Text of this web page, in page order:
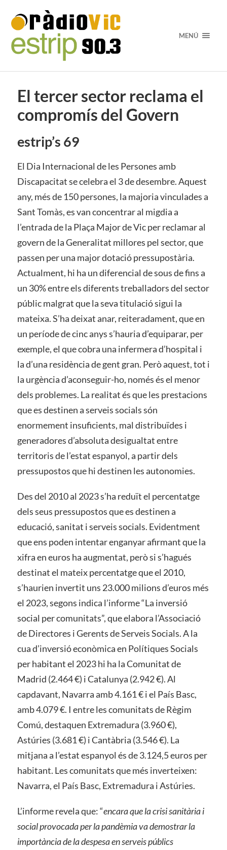
MENÚ
El tercer sector reclama el
compromís del Govern
estrip’s 69
El Dia Internacional de les Persones amb
Discapacitat se celebra el 3 de desembre. Aquest
any, més de 150 persones, la majoria vinculades a
Sant Tomàs, es van concentrar al migdia a
l’entrada de la Plaça Major de Vic per reclamar al
govern de la Generalitat millores pel sector, que
passen per una major dotació pressupostària.
Actualment, hi ha un diferencial de sous de fins a
un 30% entre els diferents treballadors del sector
públic malgrat que la seva titulació sigui la
mateixa. S’ha deixat anar, reiteradament, que en
un període de cinc anys s’hauria d’equiparar, per
exemple, el que cobra una infermera d’hospital i
la d’una residència de gent gran. Però aquest, tot i
la urgència d’aconseguir-ho, només és el menor
dels problemes. La realitat és que les prestacions
que es destinen a serveis socials són
enormement insuficients, mal distribuïdes i
generadores d’absoluta desigualtat entre
territoris de l’estat espanyol, a partir dels
pressupostos que hi destinen les autonomies.
Des del 2010 al 2023 s’ha reduït el percentatge
dels seus pressupostos que es destinen a
educació, sanitat i serveis socials. Evidentment
que ens poden intentar enganyar afirmant que la
xifra en euros ha augmentat, però si s’hagués
destinat el mateix percentatge que el 2010,
s’haurien invertit uns 23.000 milions d’euros més
el 2023, segons indica l’informe “La inversió
social per comunitats”, que elabora l’Associació
de Directores i Gerents de Serveis Socials. A la
cua d’inversió econòmica en Polítiques Socials
per habitant el 2023 hi ha la Comunitat de
Madrid (2.464 €) i Catalunya (2.942 €). Al
capdavant, Navarra amb 4.161 € i el País Basc,
amb 4.079 €. I entre les comunitats de Règim
Comú, destaquen Extremadura (3.960 €),
Astúries (3.681 €) i Cantàbria (3.546 €). La
mitjana a l’estat espanyol és de 3.124,5 euros per
habitant. Les comunitats que més inverteixen:
Navarra, el País Basc, Extremadura i Astúries.
L’informe revela que: “encara que la crisi sanitària i
social provocada per la pandèmia va demostrar la
importància de la despesa en serveis públics